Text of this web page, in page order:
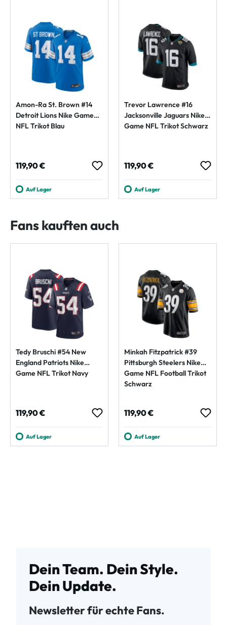
Amon-Ra St. Brown #14
Detroit Lions Nike Game
NFL Trikot Blau
Regulärer Preis:
119,90 €
Auf Lager
Trevor Lawrence #16
Jacksonville Jaguars Nike
Game NFL Trikot Schwarz
Regulärer Preis:
119,90 €
Auf Lager
Fans kauften auch
Tedy Bruschi #54 New
England Patriots Nike
Game NFL Trikot Navy
Regulärer Preis:
119,90 €
Auf Lager
Minkah Fitzpatrick #39
Pittsburgh Steelers Nike
Game NFL Football Trikot
Schwarz
Regulärer Preis:
119,90 €
Auf Lager
Dein Team. Dein Style.
Dein Update.
Newsletter für echte Fans.